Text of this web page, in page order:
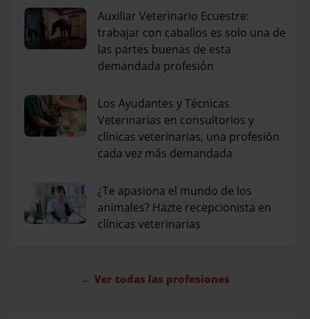
Auxiliar Veterinario Ecuestre:
trabajar con caballos es solo una de
las partes buenas de esta
demandada profesión
Los Ayudantes y Técnicas
Veterinarias en consultorios y
clínicas veterinarias, una profesión
cada vez más demandada
¿Te apasiona el mundo de los
animales? Hazte recepcionista en
clínicas veterinarias
← Ver todas las profesiones